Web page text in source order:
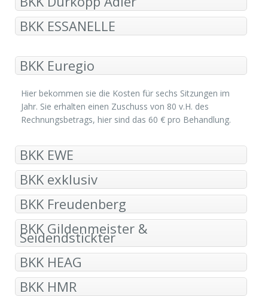
BKK ESSANELLE
BKK Euregio
Hier bekommen sie die Kosten für sechs Sitzungen im
Jahr. Sie erhalten einen Zuschuss von 80 v.H. des
Rechnungsbetrags, hier sind das 60 € pro Behandlung.
BKK EWE
BKK exklusiv
BKK Freudenberg
BKK Gildenmeister &
Seidendstickter
BKK HEAG
BKK HMR